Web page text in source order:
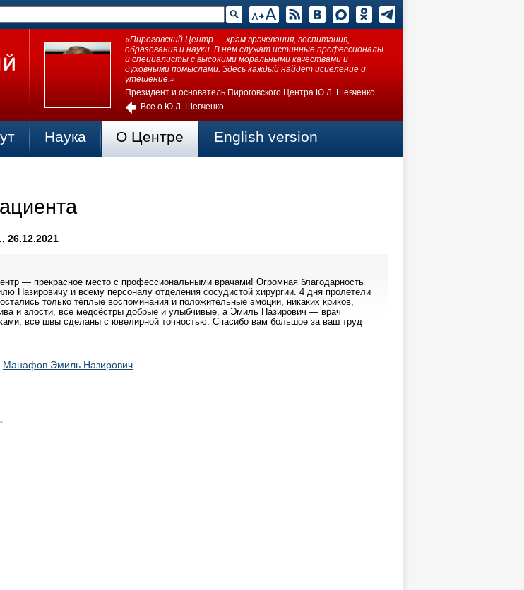
«Пироговский Центр — храм врачевания, воспитания,
образования и науки. В нем служат истинные профессионалы
и специалисты с высокими моральными качествами и
духовными помыслами. Здесь каждый найдет исцеление и
утешение.»
Президент и основатель Пироговского Центра Ю.Л. Шевченко
Все о Ю.Л. Шевченко
Наука О Центре English version
26.12.2021
— прекрасное место с профессиональными врачами! Огромная благодарность
Назировичу и всему персоналу отделения сосудистой хирургии. 4 дня пролетели
только тёплые воспоминания и положительные эмоции, никаких криков,
и злости, все медсёстры добрые и улыбчивые, а Эмиль Назирович — врач
все швы сделаны с ювелирной точностью. Спасибо вам большое за ваш труд
Манафов Эмиль Назирович